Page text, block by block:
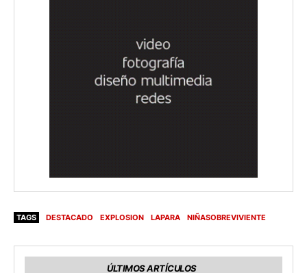
TAGS DESTACADO EXPLOSION LAPARA NIÑASOBREVIVIENTE
ÚLTIMOS ARTÍCULOS